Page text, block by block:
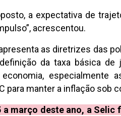
a expectativa de
acrescentou.
as diretrizes das
da taxa básica
especialmente
para manter a inflação sob
a março deste ano, a